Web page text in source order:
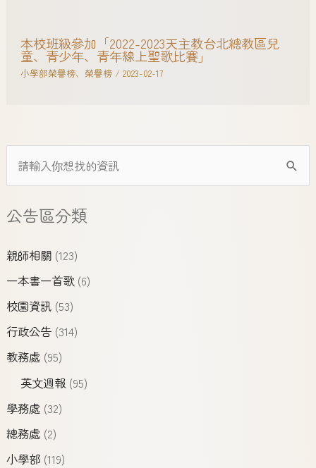
公告區分類
親師相關(123)
一本書一首歌(6)
校園資訊(53)
行政公告(314)
教務處(95)
英文週報(95)
學務處(32)
總務處(2)
小學部(119)
本校班級參加「2022-2023天主教台北總教區兒
童、青少年、青年線上聖歌比賽」
小學部榮譽榜、 榮譽榜/ 2023-02-17